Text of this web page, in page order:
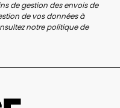
de gestion des envois de
de vos données à
notrepolitique de